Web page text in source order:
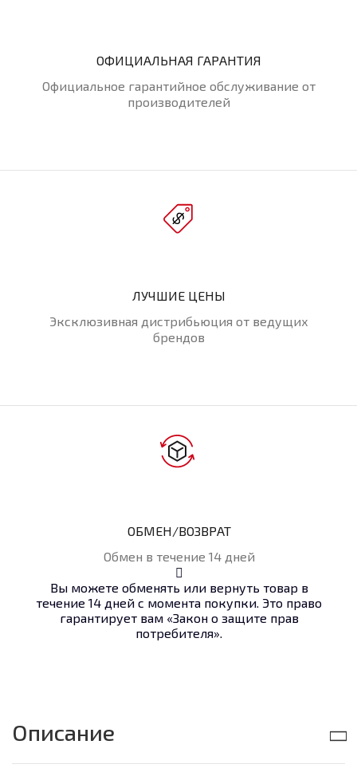
ОФИЦИАЛЬНАЯ ГАРАНТИЯ
Официальное гарантийное обслуживание от
производителей
ЛУЧШИЕ ЦЕНЫ
Эксклюзивная дистрибьюция от ведущих
брендов
ОБМЕН/ВОЗВРАТ
Обмен в течение 14 дней
Вы можете обменять или вернуть товар в
течение 14 дней с момента покупки. Это право
гарантирует вам «Закон о защите прав
потребителя».
Описание